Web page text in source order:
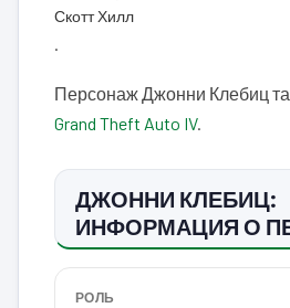
Скотт Хилл
.
Персонаж Джонни Клебиц
Grand Theft Auto IV.
ДЖОННИ КЛЕБИЦ:
ИНФОРМАЦИЯ О
РОЛЬ